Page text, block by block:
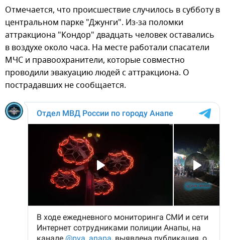
Отмечается, что происшествие случилось в субботу в
центральном парке "Джунги". Из-за поломки
аттракциона "Кондор" двадцать человек оставались
в воздухе около часа. На месте работали спасатели
МЧС и правоохранители, которые совместно
проводили эвакуацию людей с аттракциона. О
пострадавших не сообщается.